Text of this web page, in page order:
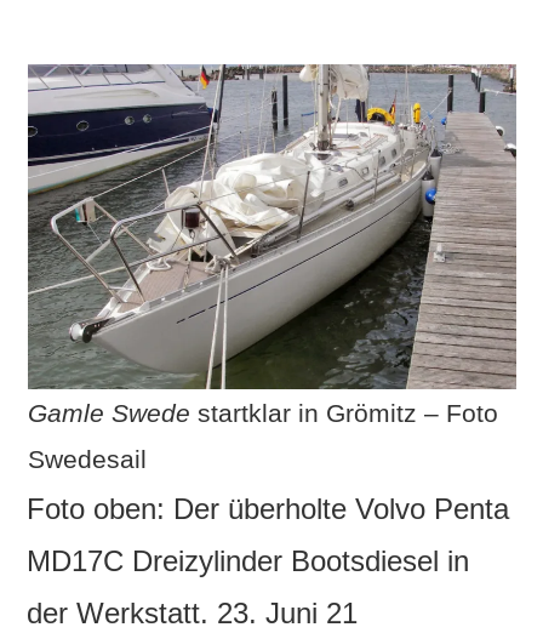
Gamle Swede startklar in Grömitz – Foto
Swedesail
Foto oben: Der überholte Volvo Penta
MD17C Dreizylinder Bootsdiesel in
der Werkstatt. 23. Juni 21